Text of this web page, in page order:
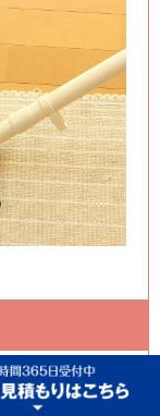
掃除など毎日繰
もがいる家庭で